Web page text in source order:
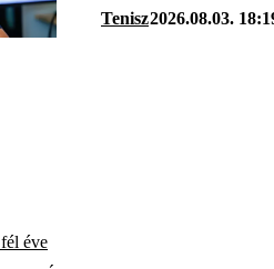
Tenisz2026.08.03.
éve